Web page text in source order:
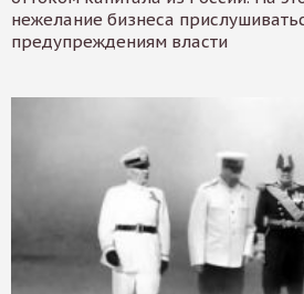
нежелание бизнеса
предупреждениям власти